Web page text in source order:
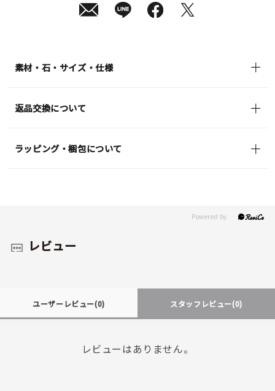
素材・石・サイズ・仕様
返品交換について
ラッピング・梱包について
レビュー
ユーザーレビュー(0) スタッフレビュー(0)
レビューはありません。